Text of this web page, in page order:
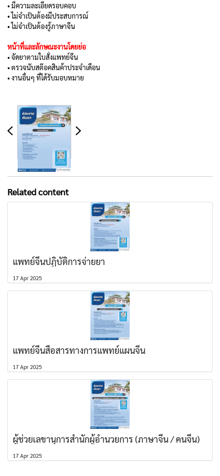
• มีความละเอียดรอบคอบ
• ไม่จำเป็นต้องมีประสบการณ์
• ไม่จำเป็นต้องรู้ภาษาจีน
หน้าที่และลักษณะงานโดยย่อ
• จัดยาตามใบสั่งแพทย์จีน
• ตรวจนับสต๊อคสินค้าประจำเดือน
• งานอื่นๆ ที่ได้รับมอบหมาย
Related content
แพทย์จีนปฏิบัติการจ่ายยา
17 Apr 2025
แพทย์จีนสื่อสารทางการแพทย์แผนจีน
17 Apr 2025
ผู้ช่วยเลขานุการสำนักผู้อำนวยการ (ภาษาจีน / คนจีน)
17 Apr 2025